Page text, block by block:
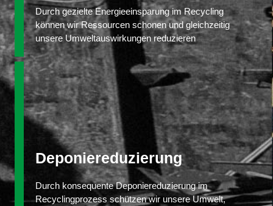
Durch gezielte Energieeinsparung im Recycling
können wir Ressourcen schonen und gleichzeitig
unsere Umweltauswirkungen reduzieren
Deponiereduzierung
Durch konsequente Deponiereduzierung im
Recyclingprozess schützen wir unsere Umwelt,